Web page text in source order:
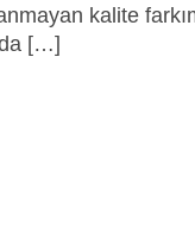
kalite
[…]